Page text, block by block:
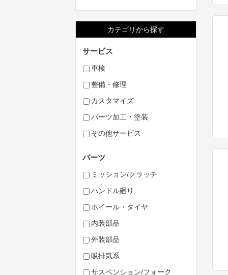
カテゴリから探す
サービス
車検
整備・修理
カスタマイズ
パーツ加工・塗装
その他サービス
パーツ
ミッション/クラッチ
ハンドル廻り
ホイール・タイヤ
内装部品
外装部品
吸排気系
サスペンション/フォーク